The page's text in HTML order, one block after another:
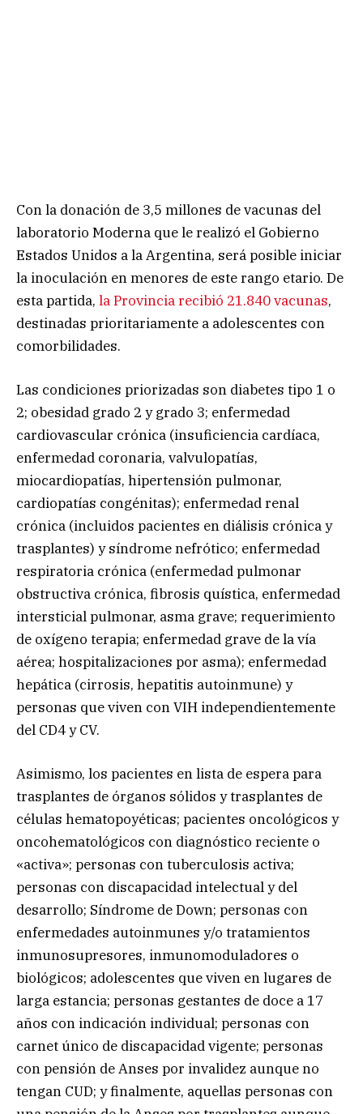
Con la donación de 3,5 millones de vacunas del
laboratorio Moderna que le realizó el Gobierno
Estados Unidos a la Argentina, será posible iniciar
la inoculación en menores de este rango etario. De
esta partida, la Provincia recibió 21.840 vacunas,
destinadas prioritariamente a adolescentes con
comorbilidades.
Las condiciones priorizadas son diabetes tipo 1 o
2; obesidad grado 2 y grado 3; enfermedad
cardiovascular crónica (insuficiencia cardíaca,
enfermedad coronaria, valvulopatías,
miocardiopatías, hipertensión pulmonar,
cardiopatías congénitas); enfermedad renal
crónica (incluidos pacientes en diálisis crónica y
trasplantes) y síndrome nefrótico; enfermedad
respiratoria crónica (enfermedad pulmonar
obstructiva crónica, fibrosis quística, enfermedad
intersticial pulmonar, asma grave; requerimiento
de oxígeno terapia; enfermedad grave de la vía
aérea; hospitalizaciones por asma); enfermedad
hepática (cirrosis, hepatitis autoinmune) y
personas que viven con VIH independientemente
del CD4 y CV.
Asimismo, los pacientes en lista de espera para
trasplantes de órganos sólidos y trasplantes de
células hematopoyéticas; pacientes oncológicos y
oncohematológicos con diagnóstico reciente o
«activa»; personas con tuberculosis activa;
personas con discapacidad intelectual y del
desarrollo; Síndrome de Down; personas con
enfermedades autoinmunes y/o tratamientos
inmunosupresores, inmunomoduladores o
biológicos; adolescentes que viven en lugares de
larga estancia; personas gestantes de doce a 17
años con indicación individual; personas con
carnet único de discapacidad vigente; personas
con pensión de Anses por invalidez aunque no
tengan CUD; y finalmente, aquellas personas con